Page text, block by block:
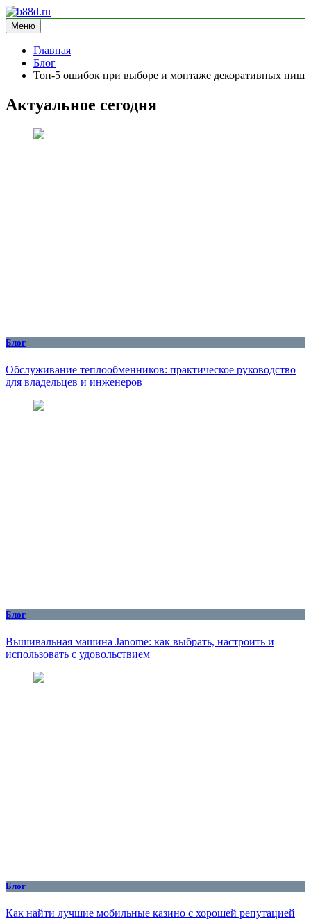
Перейти
к
содержимому
b88d.ru
информационный сайт
Меню
Главная
Блог
Топ-5 ошибок при выборе и монтаже декоративных ниш
Актуальное сегодня
Блог
Обслуживание теплообменников: практическое руководство
для владельцев и инженеров
Блог
Вышивальная машина Janome: как выбрать, настроить и
использовать с удовольствием
Блог
Как найти лучшие мобильные казино с хорошей репутацией